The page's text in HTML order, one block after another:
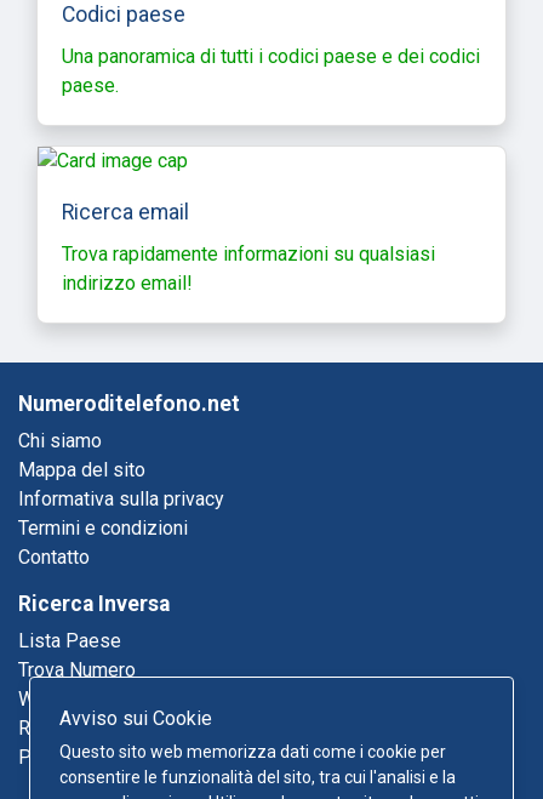
Codici paese
Una panoramica di tutti i codici paese e dei codici
paese.
Ricerca email
Trova rapidamente informazioni su qualsiasi
indirizzo email!
Avviso sui Cookie
Questo sito web memorizza dati come i cookie per
consentire le funzionalità del sito, tra cui l'analisi e la
Numeroditelefono.net
Chi siamo
Mappa del sito
Informativa sulla privacy
Termini e condizioni
Contatto
Ricerca Inversa
Lista Paese
Trova Numero
Who Called Me
Ricerca Email
Pagine Gialle